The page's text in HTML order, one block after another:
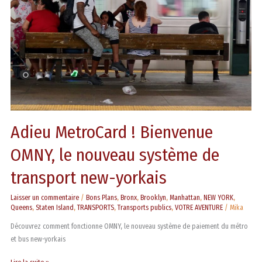
Adieu MetroCard ! Bienvenue
OMNY, le nouveau système de
transport new-yorkais
Laisser un commentaire /Bons Plans,Bronx,Brooklyn,Manhattan,NEW YORK,
Queens,Staten Island,TRANSPORTS,Transports publics,VOTRE AVENTURE /Mika
Découvrez comment fonctionne OMNY, le nouveau système de paiement du métro
et bus new-yorkais
nouveau
système
de
transport
new-
yorkais